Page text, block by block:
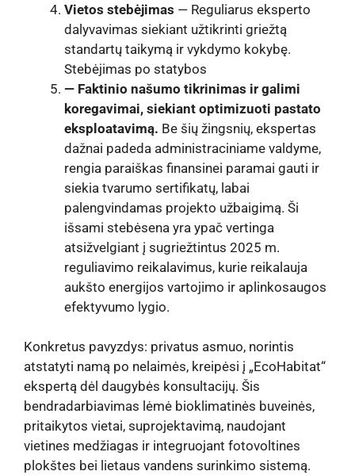
Vietos stebėjimas — Reguliarus eksperto
dalyvavimas siekiant užtikrinti griežtą
standartų taikymą ir vykdymo kokybę.
Stebėjimas po statybos
— Faktinio našumo tikrinimas ir galimi
koregavimai, siekiant optimizuoti pastato
eksploatavimą. Be šių žingsnių, ekspertas
dažnai padeda administraciniame valdyme,
rengia paraiškas finansinei paramai gauti ir
siekia tvarumo sertifikatų, labai
palengvindamas projekto užbaigimą. Ši
išsami stebėsena yra ypač vertinga
atsižvelgiant į sugriežtintus 2025 m.
reguliavimo reikalavimus, kurie reikalauja
aukšto energijos vartojimo ir aplinkosaugos
efektyvumo lygio.
Konkretus pavyzdys: privatus asmuo, norintis
atstatyti namą po nelaimės, kreipėsi į „EcoHabitat“
ekspertą dėl daugybės konsultacijų. Šis
bendradarbiavimas lėmė bioklimatinės buveinės,
pritaikytos vietai, suprojektavimą, naudojant
vietines medžiagas ir integruojant fotovoltines
plokštes bei lietaus vandens surinkimo sistemą.